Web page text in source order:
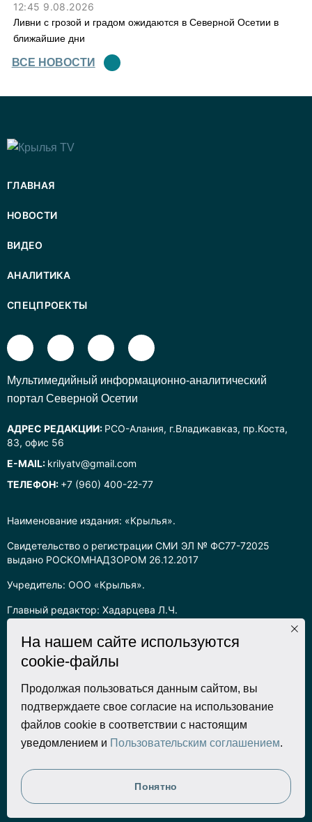
12:45 9.08.2026
Ливни с грозой и градом ожидаются в Северной Осетии в
ближайшие дни
ВСЕ НОВОСТИ
Наименование издания: «Крылья».
Свидетельство о регистрации СМИ ЭЛ № ФС77-72025
выдано РОСКОМНАДЗОРОМ 26.12.2017
Учредитель: ООО «Крылья».
Главный редактор: Хадарцева Л.Ч.
Информация на сайте предназначена для лиц старше 16 лет.
Все права на любые материалы, опубликованные на сайте,
защищены в соответствии с российским законодательством
об интеллектуальной собственности. Любое использование
текстовых, фото, аудио и видеоматериалов возможно только
с согласия правообладателя (ООО «Крылья») и при строгом
наличии ссылки на ресурс. Для сетевых ресурсов –
гиперссылка.
Разработка сайта
ГЛАВНАЯ
НОВОСТИ
ВИДЕО
АНАЛИТИКА
СПЕЦПРОЕКТЫ
Mультимедийный информационно-аналитический
портал Северной Осетии
АДРЕС РЕДАКЦИИ: РСО-Алания, г.Владикавказ, пр.Коста,
83, офис 56
E-MAIL: krilyatv@gmail.com
ТЕЛЕФОН: +7 (960) 400-22-77
На нашем сайте используются
cookie-файлы
Продолжая пользоваться данным сайтом, вы
подтверждаете свое согласие на использование
файлов cookie в соответствии с настоящим
уведомлением и Пользовательским соглашением.
Понятно